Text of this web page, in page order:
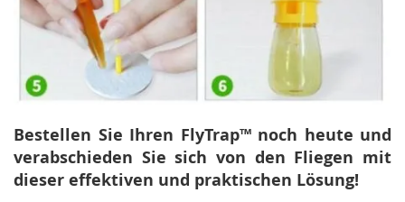
Bestellen Sie Ihren FlyTrap™ noch heute und
verabschieden Sie sich von den Fliegen mit
dieser effektiven und praktischen Lösung!